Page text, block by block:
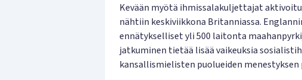
Kevään myötä ihmissalakuljettajat
nähtiin keskiviikkona Britanniassa.
ennätykselliset yli 500 laitonta
jatkuminen tietää lisää vaikeuksia
kansallismielisten puolueiden menestyksen